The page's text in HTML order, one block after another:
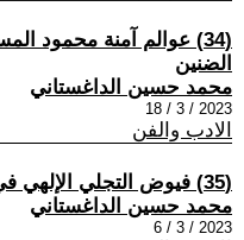
(34) عوالم آمنة محمود
الضنين
محمد حسين الداغستاني
2023 / 3 / 18
الادب والفن
(35) فيوض التجلي الإلهي في شعر عبدالله عباس
محمد حسين الداغستاني
2023 / 3 / 6